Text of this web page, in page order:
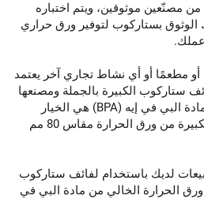
مصنّعين موثوقين، ويتم اختباره
الوثوق بستاركوب لتوفير ورق حراري
عملك.
مطعمًا أو أي نشاط تجاري آخر يعتمد
ستاركوب الكبيرة بالجملة ومصنعها
من ورق الحرارة الخالي من مادة البي في إيه (BPA) هي الخيار
المثالي. قم بتخزين لفائفنا الكبيرة من ورق الحرارة مقاس 80 مم
لديك باستخدام لفائف ستاركوب
ورق الحرارة الخالي من مادة البي في